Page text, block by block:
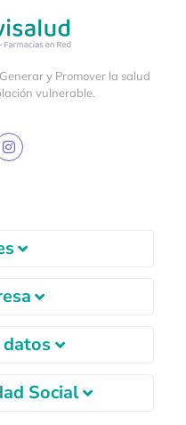
y Promover la salud
vulnerable.
datos
Social